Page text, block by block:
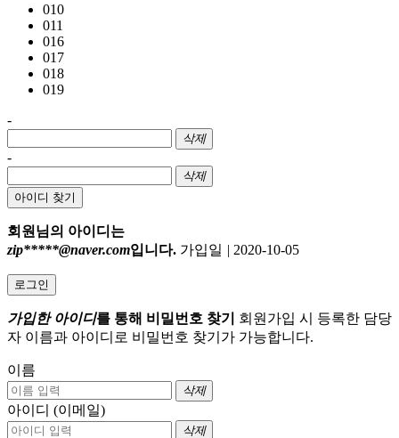
010
011
016
017
018
019
-
삭제
-
삭제
아이디 찾기
회원님의 아이디는
zip*****@naver.com입니다. 가입일 | 2020-10-05
로그인
가입한 아이디를 통해 비밀번호 찾기
회원가입 시 등록한 담당
자 이름과 아이디로 비밀번호 찾기가 가능합니다.
이름
삭제
아이디 (이메일)
삭제